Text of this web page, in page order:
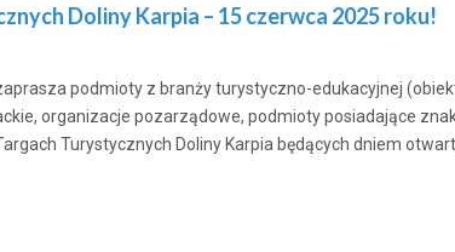
Doliny Karpia – 15 czerwca 2025 roku!
podmioty z branży turystyczno-edukacyjnej
organizacje pozarządowe, podmioty posiadające
Turystycznych Doliny Karpia będących dniem